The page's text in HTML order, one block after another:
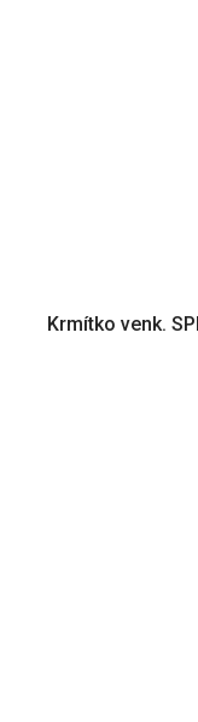
Krmítko venk.